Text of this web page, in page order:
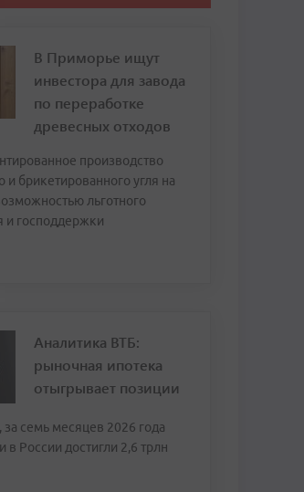
В Приморье ищут
инвестора для завода
по переработке
древесных отходов
производство
и брикетированного угля на
льготного
и господдержки
Аналитика ВТБ:
рыночная ипотека
отыгрывает позиции
семь месяцев 2026 года
в России достигли 2,6 трлн